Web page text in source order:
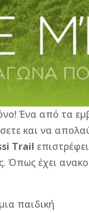
Ένα από τα
και να
Trail
Όπως έχει
παιδική